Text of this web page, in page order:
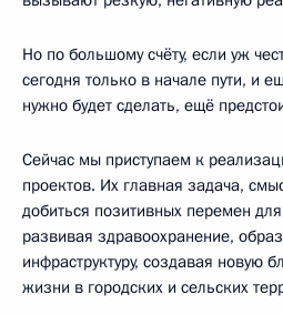
Но по большому счёту, если уж
сегодня только в начале пути, и
нужно будет сделать, ещё
Сейчас мы приступаем к
проектов. Их главная задача,
добиться позитивных перемен
развивая здравоохранение,
инфраструктуру, создавая новую
жизни в городских и сельских